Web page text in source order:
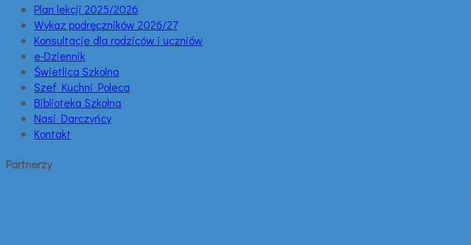
Plan lekcji 2025/2026
Wykaz podręczników 2026/27
Konsultacje dla rodziców i uczniów
e-Dziennik
Świetlica Szkolna
Szef Kuchni Poleca
Biblioteka Szkolna
Nasi Darczyńcy
Kontakt
Partnerzy